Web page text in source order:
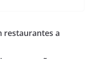
restaurantes a